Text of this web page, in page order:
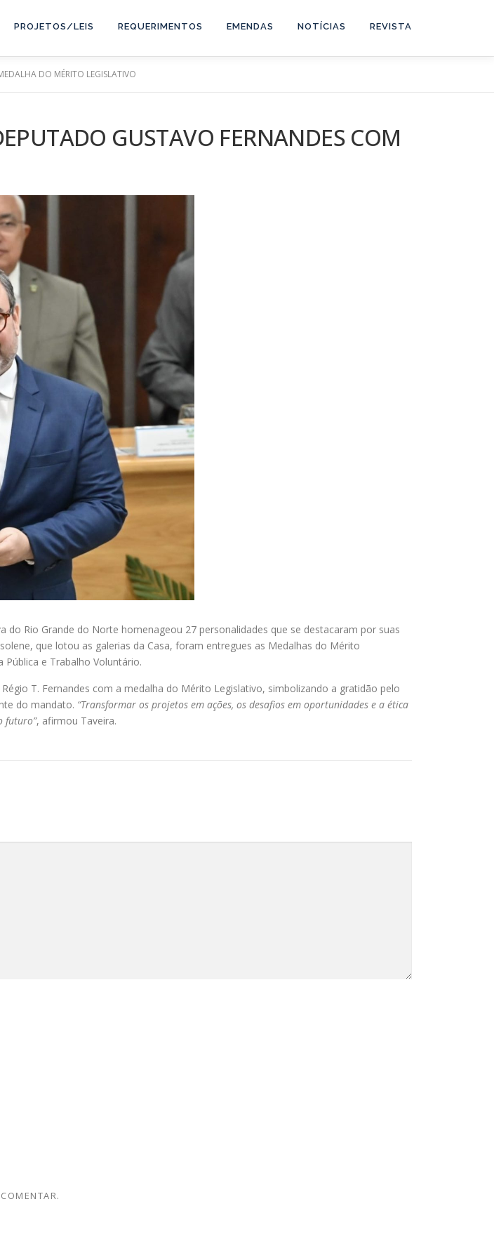
PROJETOS/LEIS REQUERIMENTOS EMENDAS NOTÍCIAS REVISTA
DO MÉRITO LEGISLATIVO
GUSTAVO FERNANDES COM
Rio Grande do Norte homenageou 27 personalidades que se destacaram por suas
que lotou as galerias da Casa, foram entregues as Medalhas do Mérito
Pública e Trabalho Voluntário.
T. Fernandes com a medalha do Mérito Legislativo, simbolizando a gratidão pelo
do mandato. “Transformar os projetos em ações, os desafios em oportunidades e a ética
futuro”, afirmou Taveira.